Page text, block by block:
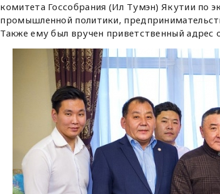
комитета Госсобрания (Ил Тумэн) Якутии по
промышленной политики,
Также ему был вручен приветственный